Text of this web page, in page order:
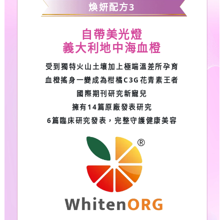
煥妍配方3
自帶美光燈
義大利地中海血橙
受到獨特火山土壤加上極端溫差所孕育
血橙搖身一變成為柑橘C3G花青素王者
國際期刊研究新寵兒
擁有14篇原廠發表研究
6篇臨床研究發表，完整守護健康美容